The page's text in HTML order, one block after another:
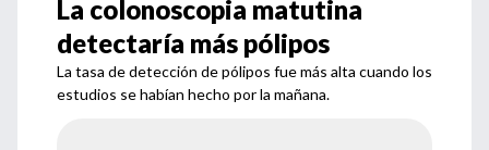
La colonoscopia matutina
detectaría más pólipos
La tasa de detección de pólipos fue más alta cuando los
estudios se habían hecho por la mañana.